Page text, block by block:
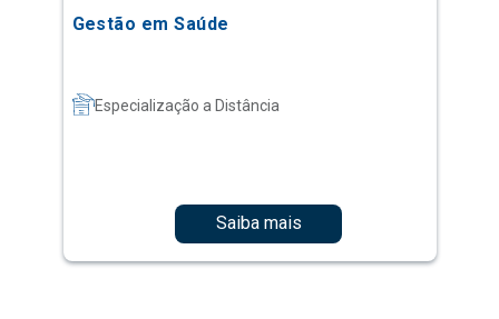
Gestão em Saúde
Especialização a Distância
Saiba mais